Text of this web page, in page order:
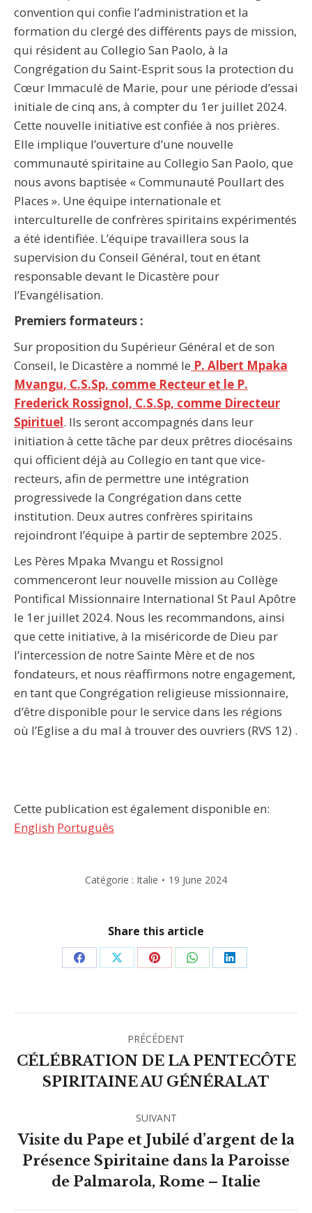
convention qui confie l’administration et la
formation du clergé des différents pays de mission,
qui résident au Collegio San Paolo, à la
Congrégation du Saint-Esprit sous la protection du
Cœur Immaculé de Marie, pour une période d’essai
initiale de cinq ans, à compter du 1er juillet 2024.
Cette nouvelle initiative est confiée à nos prières.
Elle implique l’ouverture d’une nouvelle
communauté spiritaine au Collegio San Paolo, que
nous avons baptisée « Communauté Poullart des
Places ». Une équipe internationale et
interculturelle de confrères spiritains expérimentés
a été identifiée. L’équipe travaillera sous la
supervision du Conseil Général, tout en étant
responsable devant le Dicastère pour
l’Evangélisation.
Premiers formateurs :
Sur proposition du Supérieur Général et de son
Conseil, le Dicastère a nommé le P. Albert Mpaka
Mvangu, C.S.Sp, comme Recteur et le P.
Frederick Rossignol, C.S.Sp, comme Directeur
Spirituel. Ils seront accompagnés dans leur
initiation à cette tâche par deux prêtres diocésains
qui officient déjà au Collegio en tant que vice-
recteurs, afin de permettre une intégration
progressivede la Congrégation dans cette
institution. Deux autres confrères spiritains
rejoindront l’équipe à partir de septembre 2025.
Les Pères Mpaka Mvangu et Rossignol
commenceront leur nouvelle mission au Collège
Pontifical Missionnaire International St Paul Apôtre
le 1er juillet 2024. Nous les recommandons, ainsi
que cette initiative, à la miséricorde de Dieu par
l’intercession de notre Sainte Mère et de nos
fondateurs, et nous réaffirmons notre engagement,
en tant que Congrégation religieuse missionnaire,
d’être disponible pour le service dans les régions
où l’Eglise a du mal à trouver des ouvriers (RVS 12) .
Cette publication est également disponible en:
English Português
Catégorie : Italie 19 June 2024
Share this article
Partager
Facebook
Partager
X
Partager
Pinterest
Partager
WhatsApp
Partager
LinkedIn
Navigation
article
PRÉCÉDENT
Article
précédent
CÉLÉBRATION DE LA PENTECÔTE
SPIRITAINE AU GÉNÉRALAT
SUIVANT
Article
suivant
Visite du Pape et Jubilé d’argent de la
Présence Spiritaine dans la Paroisse
de Palmarola, Rome – Italie